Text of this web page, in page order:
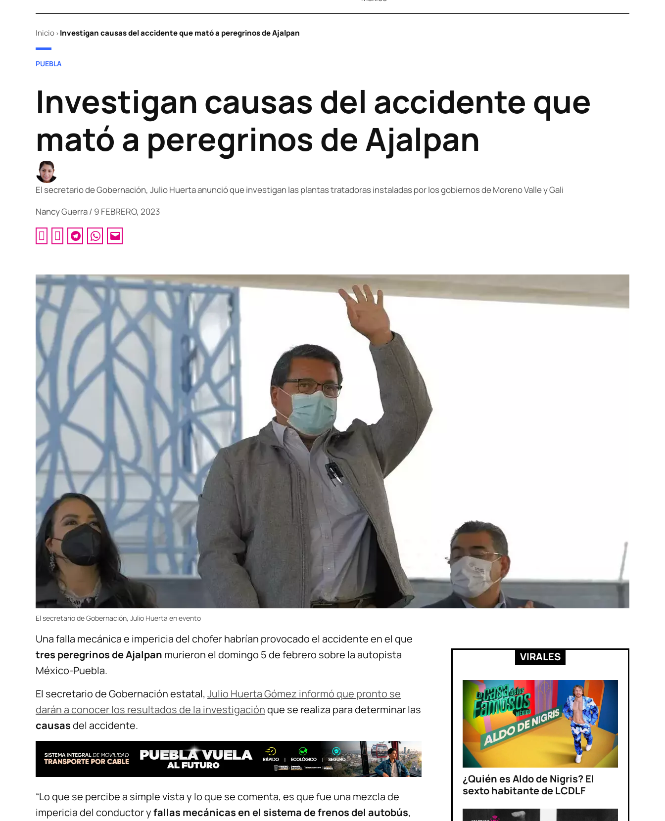
Inicio > Investigan causas del accidente que mató a peregrinos de Ajalpan
POSTED
PUEBLA
Investigan causas del accidente que
mató a peregrinos de Ajalpan
El secretario de Gobernación, Julio Huerta anunció que investigan las plantas tratadoras instaladas por los gobiernos de Moreno Valle y Gali
Nancy Guerra/ 9 FEBRERO, 2023
El secretario de Gobernación, Julio Huerta en evento
Una falla mecánica e impericia del chofer habrían provocado el accidente en el que
tres peregrinos de Ajalpan murieron el domingo 5 de febrero sobre la autopista
México-Puebla.
El secretario de Gobernación estatal, Julio Huerta Gómez informó que pronto se
darán a conocer los resultados de la investigaciónque se realiza para determinar las
causasdel accidente.
“Lo que se percibe a simple vista y lo que se comenta, es que fue una mezcla de
impericia del conductor yfallas mecánicas en el sistema de frenos del autobús,
VIRALES
¿Quién es Aldo de Nigris? El
sexto habitante de LCDLF